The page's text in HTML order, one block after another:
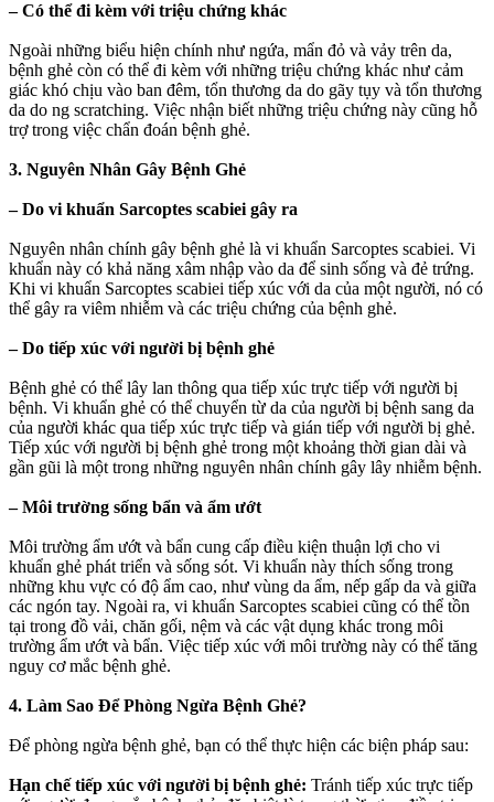
– Có thể đi kèm với triệu chứng khác
Ngoài những biểu hiện chính như ngứa, mẩn đỏ và vảy trên da,
bệnh ghẻ còn có thể đi kèm với những triệu chứng khác như cảm
giác khó chịu vào ban đêm, tổn thương da do gãy tụy và tổn thương
da do ng scratching. Việc nhận biết những triệu chứng này cũng hỗ
trợ trong việc chẩn đoán bệnh ghẻ.
3. Nguyên Nhân Gây Bệnh Ghẻ
– Do vi khuẩn Sarcoptes scabiei gây ra
Nguyên nhân chính gây bệnh ghẻ là vi khuẩn Sarcoptes scabiei. Vi
khuẩn này có khả năng xâm nhập vào da để sinh sống và đẻ trứng.
Khi vi khuẩn Sarcoptes scabiei tiếp xúc với da của một người, nó có
thể gây ra viêm nhiễm và các triệu chứng của bệnh ghẻ.
– Do tiếp xúc với người bị bệnh ghẻ
Bệnh ghẻ có thể lây lan thông qua tiếp xúc trực tiếp với người bị
bệnh. Vi khuẩn ghẻ có thể chuyển từ da của người bị bệnh sang da
của người khác qua tiếp xúc trực tiếp và gián tiếp với người bị ghẻ.
Tiếp xúc với người bị bệnh ghẻ trong một khoảng thời gian dài và
gần gũi là một trong những nguyên nhân chính gây lây nhiễm bệnh.
– Môi trường sống bẩn và ẩm ướt
Môi trường ẩm ướt và bẩn cung cấp điều kiện thuận lợi cho vi
khuẩn ghẻ phát triển và sống sót. Vi khuẩn này thích sống trong
những khu vực có độ ẩm cao, như vùng da ẩm, nếp gấp da và giữa
các ngón tay. Ngoài ra, vi khuẩn Sarcoptes scabiei cũng có thể tồn
tại trong đồ vải, chăn gối, nệm và các vật dụng khác trong môi
trường ẩm ướt và bẩn. Việc tiếp xúc với môi trường này có thể tăng
nguy cơ mắc bệnh ghẻ.
4. Làm Sao Để Phòng Ngừa Bệnh Ghẻ?
Để phòng ngừa bệnh ghẻ, bạn có thể thực hiện các biện pháp sau:
Hạn chế tiếp xúc với người bị bệnh ghẻ: Tránh tiếp xúc trực tiếp